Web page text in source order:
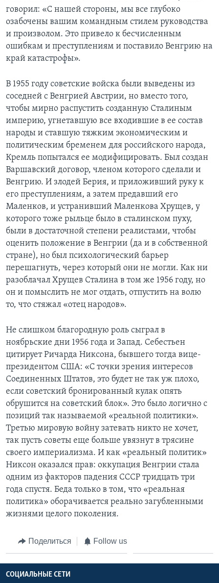
говорил: «С нашей стороны, мы все глубоко
озабочены вашим командным стилем руководства
и произволом. Это привело к бесчисленным
ошибкам и преступлениям и поставило Венгрию на
край катастрофы».
В 1955 году советские войска были выведены из
соседней с Венгрией Австрии, но вместо того,
чтобы мирно распустить созданную Сталиным
империю, угнетавшую все входившие в ее состав
народы и ставшую тяжким экономическим и
политическим бременем для российского народа,
Кремль попытался ее модифицировать. Был создан
Варшавский договор, членом которого сделали и
Венгрию. И злодей Берия, и приложивший руку к
его преступлениям, а затем предавший его
Маленков, и устранивший Маленкова Хрущев, у
которого тоже рыльце было в сталинском пуху,
были в достаточной степени реалистами, чтобы
оценить положение в Венгрии (да и в собственной
стране), но был психологический барьер
перешагнуть, через который они не могли. Как ни
разоблачал Хрущев Сталина в том же 1956 году, но
он и помыслить не мог отдать, отпустить на волю
то, что стяжал «отец народов».
Не слишком благородную роль сыграл в
ноябрьские дни 1956 года и Запад. Себестьен
цитирует Ричарда Никсона, бывшего тогда вице-
президентом США: «С точки зрения интересов
Соединенных Штатов, это будет не так уж плохо,
если советский бронированный кулак опять
обрушится на советский блок». Это было логично с
позиций так называемой «реальной политики».
Третью мировую войну затевать никто не хочет,
так пусть советы еще больше увязнут в трясине
своего империализма. И как «реальный политик»
Никсон оказался прав: оккупация Венгрии стала
одним из факторов падения СССР тридцать три
года спустя. Беда только в том, что «реальная
политика» оборачивается реально загубленными
жизнями целого поколения.
Поделиться Follow us
СОЦИАЛЬНЫЕ СЕТИ